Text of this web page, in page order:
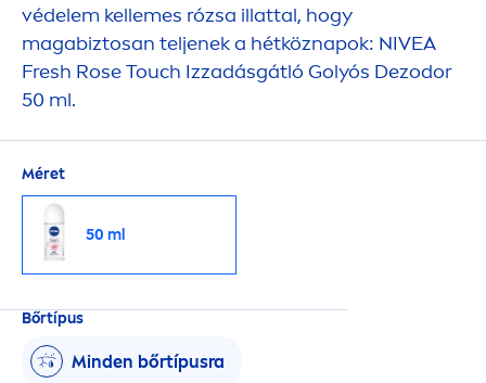
védelem kellemes rózsa illattal, hogy
magabiztosan teljenek a hétköznapok: NIVEA
Fresh RoseTouch Izzadásgátló Golyós Dezodor
50 ml.
Méret
50 ml
Bőrtípus
Minden bőrtípusra